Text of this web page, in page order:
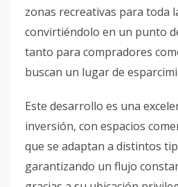
zonas recreativas para toda
convirtiéndolo en un punto
tanto para compradores
buscan un lugar de
Este desarrollo es una
inversión, con espacios
que se adaptan a distintos
garantizando un flujo